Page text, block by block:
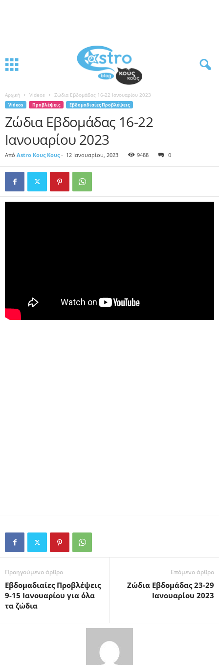
Αρχική Videos Ζώδια Εβδομάδας 16-22 Ιανουαρίου 2023
Videos Προβλέψεις Εβδομαδιαίες Προβλέψεις
Ζώδια Εβδομάδας 16-22
Ιανουαρίου 2023
Από Astro Κους Κους- 12 Ιανουαρίου, 2023 9488 0
Προηγούμενο άρθρο
Εβδομαδιαίες Προβλέψεις
9-15 Ιανουαρίου για όλα
τα ζώδια
Επόμενο άρθρο
Ζώδια Εβδομάδας 23-29
Ιανουαρίου 2023